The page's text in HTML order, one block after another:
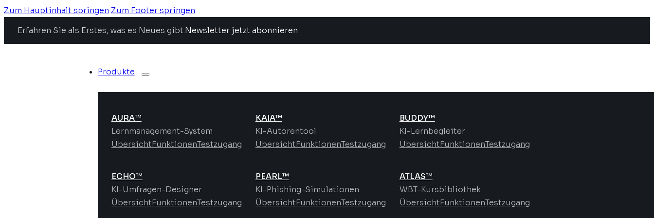
Zum Hauptinhalt springen Zum Footer springen
Erfahren Sie als Erstes, was es Neues gibt.Newsletter jetzt abonnieren
Produkte
AURA™
Lernmanagement-System
ÜbersichtFunktionenTestzugang
KAIA™
KI-Autorentool
ÜbersichtFunktionenTestzugang
BUDDY™
KI-Lernbegleiter
ÜbersichtFunktionenTestzugang
ECHO™
KI-Umfragen-Designer
ÜbersichtFunktionenTestzugang
PEARL™
KI-Phishing-Simulationen
ÜbersichtFunktionenTestzugang
ATLAS™
WBT-Kursbibliothek
ÜbersichtFunktionenTestzugang